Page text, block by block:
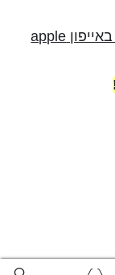
להורדת האפליקציה של שליש גן עדן באייפון apple